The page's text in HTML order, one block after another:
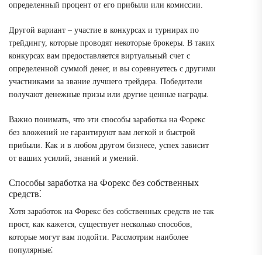
определенный процент от его прибыли или комиссии.
Другой вариант – участие в конкурсах и турнирах по
трейдингу, которые проводят некоторые брокеры. В таких
конкурсах вам предоставляется виртуальный счет с
определенной суммой денег, и вы соревнуетесь с другими
участниками за звание лучшего трейдера. Победители
получают денежные призы или другие ценные награды.
Важно понимать, что эти способы заработка на Форекс
без вложений не гарантируют вам легкой и быстрой
прибыли. Как и в любом другом бизнесе, успех зависит
от ваших усилий, знаний и умений.
Способы заработка на Форекс без собственных
средств⁚
Хотя заработок на Форекс без собственных средств не так
прост, как кажется, существует несколько способов,
которые могут вам подойти. Рассмотрим наиболее
популярные⁚